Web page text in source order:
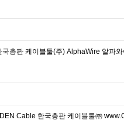
국총판 케이블툴(주) AlphaWire 알파
Cable 한국총판 케이블툴㈜